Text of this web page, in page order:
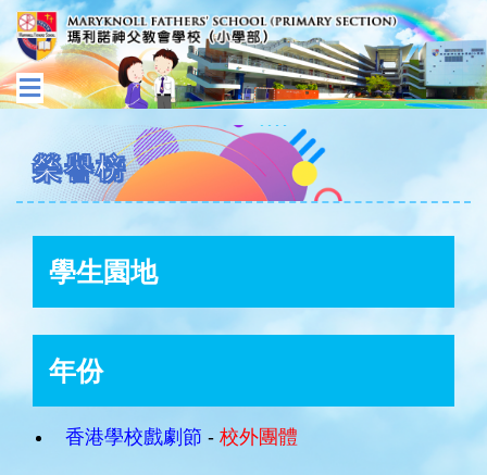
榮譽榜
學生園地
年份
香港學校戲劇節 - 校外團體